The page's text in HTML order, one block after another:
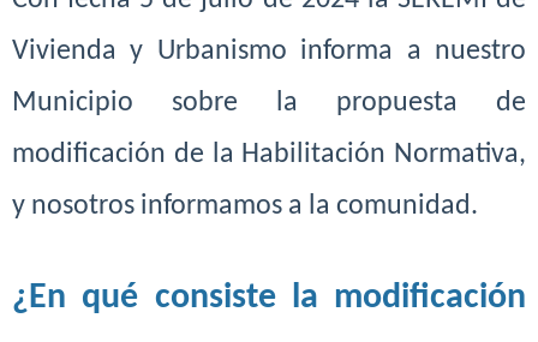
Vivienda y Urbanismo informa a nuestro
Municipio sobre la propuesta de
modificación de la Habilitación Normativa,
y nosotros informamos a la comunidad.
¿En qué consiste la modificación